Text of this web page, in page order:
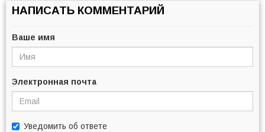
НАПИСАТЬ КОММЕНТАРИЙ
Ваше имя
Электронная почта
Уведомить об ответе